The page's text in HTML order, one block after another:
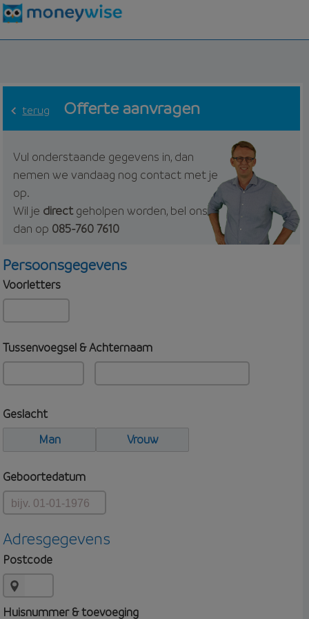
terug Offerte aanvragen
Vul onderstaande gegevens in, dan
nemen we vandaag nog contact met je
op.
Wil je directgeholpen worden, bel ons
dan op 085-760 7610
Persoonsgegevens
Voorletters
Tussenvoegsel & Achternaam
Geslacht
Man
Vrouw
Geboortedatum
Adresgegevens
Postcode
Huisnummer & toevoeging